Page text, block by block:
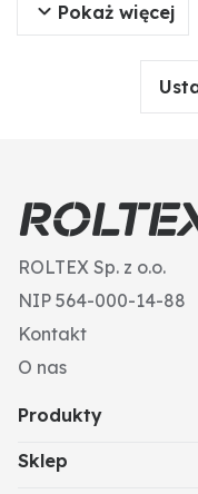
Pokaż więcej
ROLTEX Sp. z o.o.
NIP 564-000-14-88
Kontakt
O nas
Produkty
Sklep